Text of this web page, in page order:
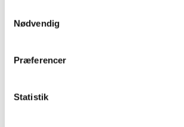
Nødvendig
Præferencer
Statistik